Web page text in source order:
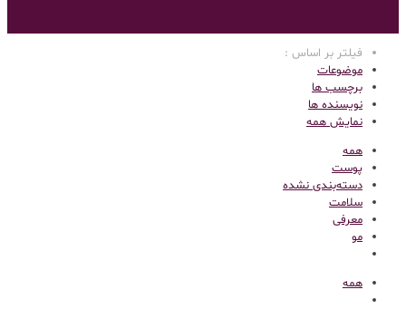
فیلتر بر اساس :
موضوعات
برچسب ها
نویسنده ها
نمایش همه
همه
پوست
دسته‌بندی نشده
سلامت
معرفی
مو
همه